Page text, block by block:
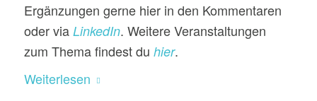
Ergänzungen gerne hier in den Kommentaren
oder via LinkedIn. Weitere Veranstaltungen
zum Thema findest du hier.
Weiterlesen